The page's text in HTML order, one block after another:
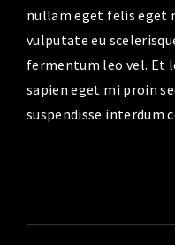
nullam eget felis eget
vulputate eu
fermentum leo vel. Et
sapien eget mi proin
suspendisse interdum